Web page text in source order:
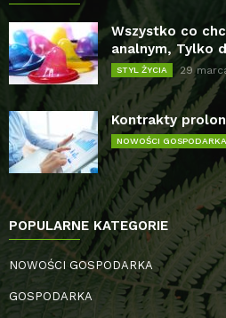
Wszystko co
analnym, Tylko
STYL ŻYCIA 29
Kontrakty
NOWOŚCI GOSPODARKA
POPULARNE KATEGORIE
NOWOŚCI GOSPODARKA
GOSPODARKA